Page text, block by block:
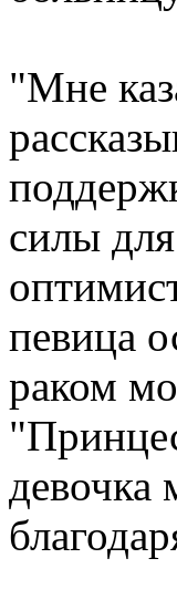
"Мне
силы
певица
раком
девочка